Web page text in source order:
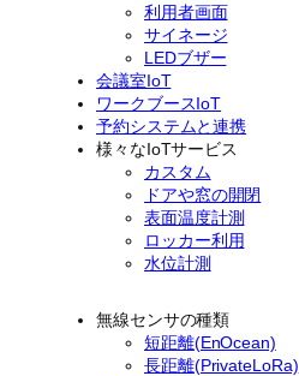
利用者画面
サイネージ
LEDブザー
会議室IoT
ワークブースIoT
予約システムと連携
様々なIoTサービス
カスタム
ドアや窓の開閉
表面温度計測
ロッカー利用
水位計測
無線センサの種類
短距離(EnOcean)
長距離(PrivateLoRa)